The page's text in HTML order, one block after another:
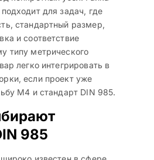
для задач, где
стандартный размер,
и соответствие
типу метрического
легко интегрировать в
если проект уже
M4 и стандарт DIN 985.
985